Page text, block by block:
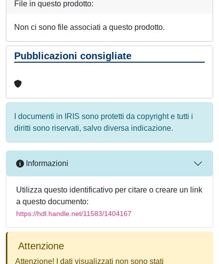
File in questo prodotto:
Non ci sono file associati a questo prodotto.
Pubblicazioni consigliate
I documenti in IRIS sono protetti da copyright e tutti i
diritti sono riservati, salvo diversa indicazione.
Informazioni
Utilizza questo identificativo per citare o creare un link
a questo documento:
https://hdl.handle.net/11583/1404167
Attenzione
Attenzione! I dati visualizzati non sono stati